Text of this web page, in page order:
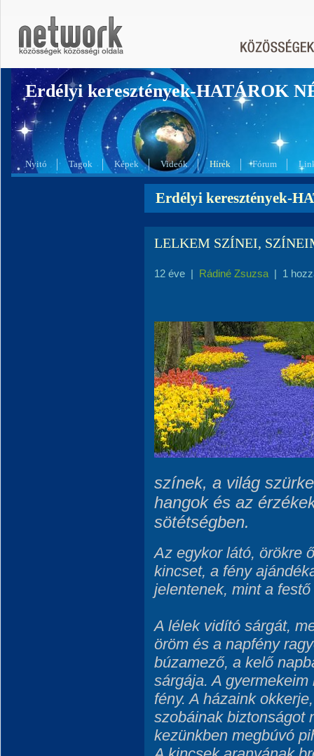
Erdélyi keresztények-HATÁROK
Nyitó Tagok Képek Videók Hírek Fórum
Erdélyi keresztények-
LELKEM SZÍNEI,
12 éve | Rádiné Zsuzsa | 1
színek, a világ
hangok és az
sötétségben.
Az egykor látó, örökre
kincset, a fény
jelentenek, mint a
A lélek vidító sárgát,
öröm és a napfény
búzamező, a kelő
sárgája. A
fény. A házaink
szobáinak biztonságot
kezünkben megbúvó